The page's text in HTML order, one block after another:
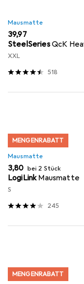
Mausmatte
EUR
39,97
SteelSeriesQcK
XXL
518
MENGENRABATT
Mausmatte
EUR
3,80 bei 2 Stück
LogiLinkMausmatte
S
245
MENGENRABATT